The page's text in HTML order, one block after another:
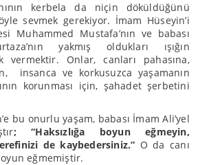
kerbela da niçin döküldüğünü
sevmek gerekiyor. İmam Hüseyin’i
Muhammed Mustafa’nın ve babası
yakmış oldukları ışığın
vermektir. Onlar, canları pahasına,
insanca ve korkusuzca yaşamanın
korunması için, şahadet şerbetini
onurlu yaşam, babası İmam Ali’yel
; “Haksızlığa boyun eğmeyin,
de kaybedersiniz.” O da canı
eğmemiştir.